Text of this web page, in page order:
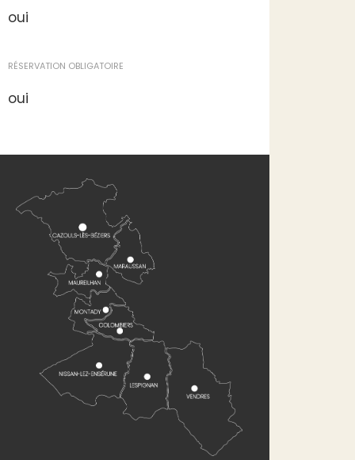
oui
RÉSERVATION OBLIGATOIRE
oui